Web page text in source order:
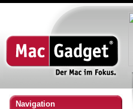
Navigation